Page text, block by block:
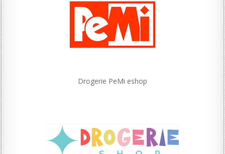
Drogerie PeMi eshop